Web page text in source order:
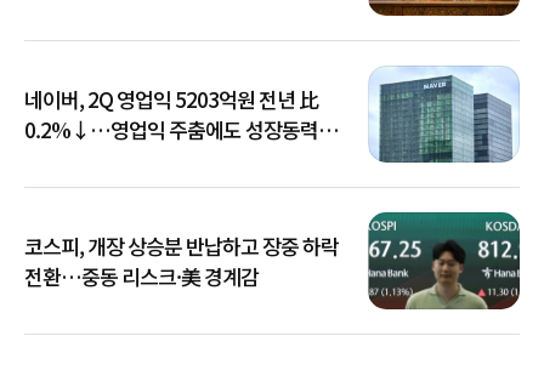
네이버, 2Q 영업익 5203억원 전년 比
0.2%↓…영업익 주춤에도 성장동력
코스피, 개장 상승분 반납하고 장중 하락
전환…중동 리스크·美 경계감